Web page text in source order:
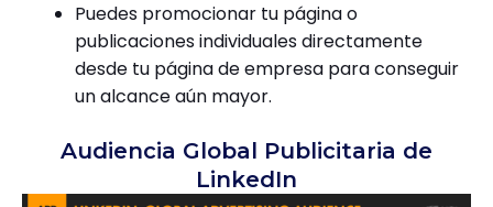
Puedes promocionar tu página o
publicaciones individuales directamente
desde tu página de empresa para conseguir
un alcance aún mayor.
Audiencia Global Publicitaria de
LinkedIn